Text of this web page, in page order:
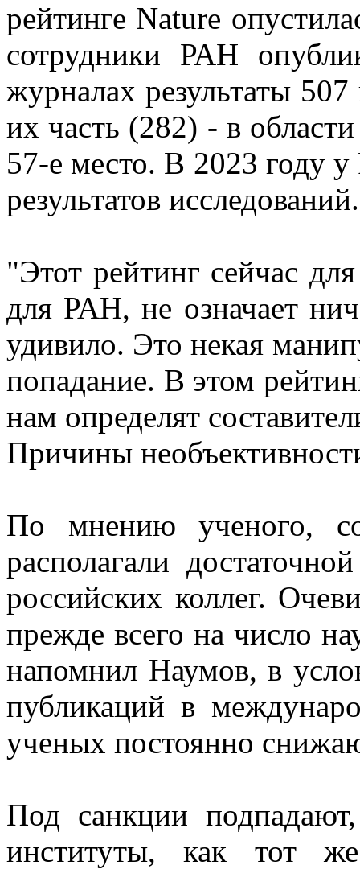
рейтинге Nature
сотрудники РАН
журналах результаты
их часть (282) - в
57-е место. В 2023 году
результатов исследований.
"Этот рейтинг сейчас
для РАН, не означает
удивило. Это некая
попадание. В этом
нам определят
Причины
По мнению ученого,
располагали
российских коллег.
прежде всего на число
напомнил Наумов, в
публикаций в
ученых постоянно
Под санкции
институты, как тот